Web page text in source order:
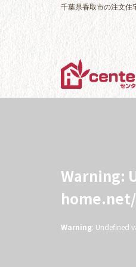
千葉県香取市の注文住
Warning:
Warning: Undefined